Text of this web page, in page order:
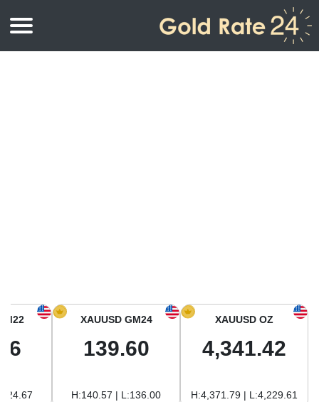
أسعار الذهب في أمريكا الجنوبية
XAUUSD OZ
4,341.42
H:4,371.79 | L:4,229.61
XAUUSD GM24
139.60
H:140.57 | L:136.00